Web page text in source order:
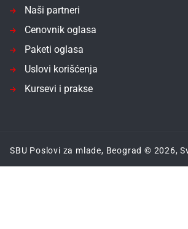
Naši partneri
Cenovnik oglasa
Paketi oglasa
Uslovi korišćenja
Kursevi i prakse
SBU Poslovi za mlade, Beograd © 2026,